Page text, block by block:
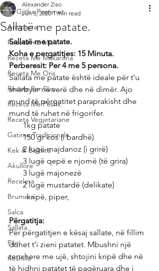
Te Gjitha Postimet
Antipasta
Receta me Mish
Receta Me Makarona
Receta Me Oris
Receta Per Sup
Receta Me Peshk
Receta Vegjetariane
Gatime Tradicionale
Kek & Biskota
Akullore
Recelera
Brumera
Salca
Sallata
Pije
Keshilla
Sallatë me patate.
Alexander Ziso
Jun 3, 2020 1 min read
Sallatë me patate.
Koha e pergatitjes: 15 Minuta.
Perberesit: Per 4 me 5 persona.
Sallata me patate është ideale për t'u
shërbyer në verë dhe në dimër. Ajo
mund të përgatitet paraprakisht dhe
mund të ruhet në frigorifer.
       1kg patate
       150 gr kos (i bardhë)
       2 lugë majdanoz (i grirë)
       3 lugë qepë e njomë (të grira)
       3 lugë majonezë
       2 lugë mustardë (delikate)
         kripë, piper,
Përgatitja:
Për përgatitjen e kësaj sallate, në fillim
duhet t’i zieni patatet. Mbushni një
tenxhere me ujë, shtojini kripë dhe në
të hidhni patatet të paqëruara dhe i